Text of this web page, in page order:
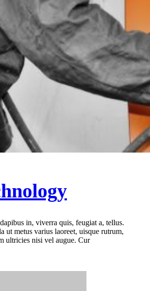
in, viverra quis, feugiat a, tellus.
ut metus varius laoreet, uisque rutrum,
ultricies nisi vel augue. Cur